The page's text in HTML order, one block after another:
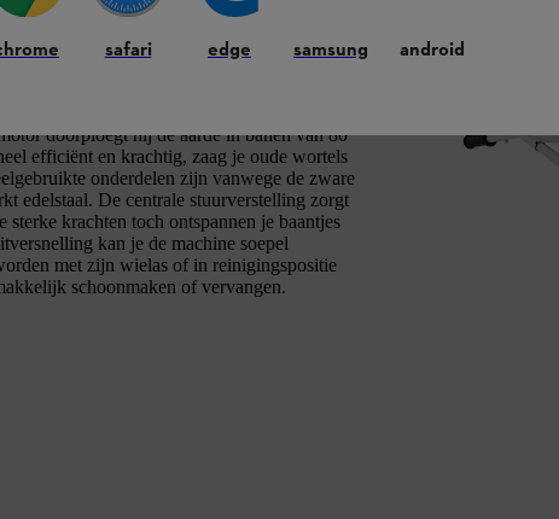
massieve ondergrond te bewerken en grote
doorploegt hij de aarde in banen van 80
efficiënt en krachtig, zaag je oude wortels
onderdelen zijn vanwege de zware
edelstaal. De centrale stuurverstelling zorgt
krachten toch ontspannen je baantjes
kan je de machine soepel
met zijn wielas of in reinigingspositie
schoonmaken of vervangen.
safari edge samsung android